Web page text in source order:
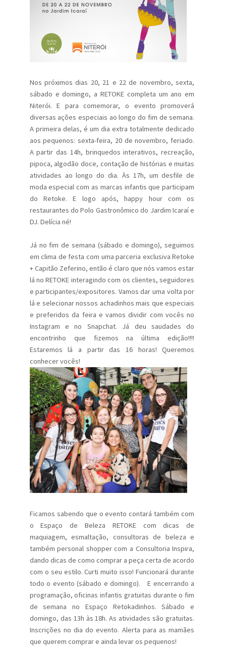
Nos próximos dias 20, 21 e 22 de novembro, sexta,
sábado e domingo, a RETOKE completa um ano em
Niterói. E para comemorar, o evento promoverá
diversas ações especiais ao longo do fim de semana.
A primeira delas, é um dia extra totalmente dedicado
aos pequenos: sexta-feira, 20 de novembro, feriado.
A partir das 14h, brinquedos interativos, recreação,
pipoca, algodão doce, contação de histórias e muitas
atividades ao longo do dia. Às 17h, um desfile de
moda especial com as marcas infantis que participam
do Retoke. E logo após, happy hour com os
restaurantes do Polo Gastronômico do Jardim Icaraí e
DJ. Delícia né!
Já no fim de semana (sábado e domingo), seguimos
em clima de festa com uma parceria exclusiva Retoke
+ Capitão Zeferino, então é claro que nós vamos estar
lá no RETOKE interagindo com os clientes, seguidores
e participantes/expositores. Vamos dar uma volta por
lá e selecionar nossos achadinhos mais que especiais
e preferidos da feira e vamos dividir com vocês no
Instagram e no Snapchat. Já deu saudades do
encontrinho que fizemos na última edição!!!!
Estaremos lá a partir das 16 horas! Queremos
conhecer vocês!
Ficamos sabendo que o evento contará também com
o Espaço de Beleza RETOKE com dicas de
maquiagem, esmaltação, consultoras de beleza e
também personal shopper com a Consultoria Inspira,
dando dicas de como comprar a peça certa de acordo
com o seu estilo. Curti muito isso! Funcionará durante
todo o evento (sábado e domingo). E encerrando a
programação, oficinas infantis gratuitas durante o fim
de semana no Espaço Retokadinhos. Sábado e
domingo, das 13h às 18h. As atividades são gratuitas.
Inscrições no dia do evento. Alerta para as mamães
que querem comprar e ainda levar os pequenos!